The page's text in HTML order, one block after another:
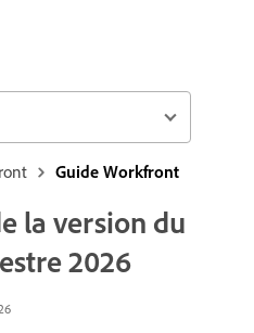
Guide Workfront
la version du
2026